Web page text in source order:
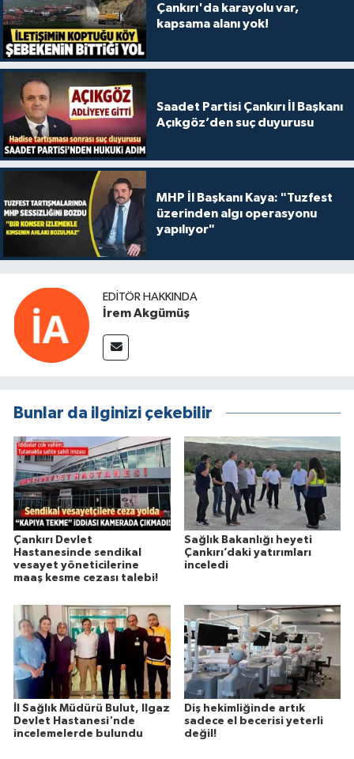
Çankırı'da karayolu var,
kapsama alanı yok!
Saadet Partisi Çankırı İl Başkanı
Açıkgöz’den suç duyurusu
MHP İl Başkanı Kaya: "Tuzfest
üzerinden algı operasyonu
yapılıyor"
EDITÖR HAKKINDA
İrem Akgümüş
Bunlar da ilginizi çekebilir
Çankırı Devlet
Hastanesinde sendikal
vesayet yöneticilerine
maaş kesme cezası talebi!
Sağlık Bakanlığı heyeti
Çankırı’daki yatırımları
inceledi
İl Sağlık Müdürü Bulut, Ilgaz
Devlet Hastanesi'nde
incelemelerde bulundu
Diş hekimliğinde artık
sadece el becerisi yeterli
değil!